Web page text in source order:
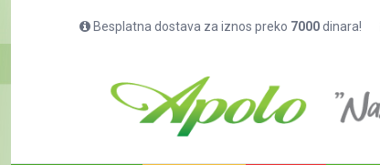
Besplatna dostava za iznos preko 7000dinara!